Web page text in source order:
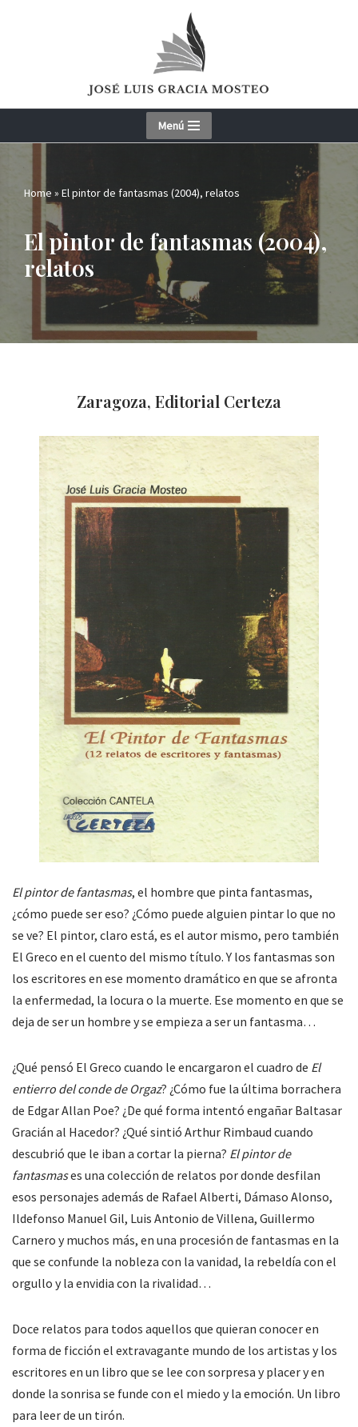
Menú
Home » El pintor de fantasmas (2004), relatos
El pintor de fantasmas (2004),
relatos
Zaragoza, Editorial Certeza
El pintor de fantasmas, el hombre que pinta fantasmas,
¿cómo puede ser eso? ¿Cómo puede alguien pintar lo que no
se ve? El pintor, claro está, es el autor mismo, pero también
El Greco en el cuento del mismo título. Y los fantasmas son
los escritores en ese momento dramático en que se afronta
la enfermedad, la locura o la muerte. Ese momento en que se
deja de ser un hombre y se empieza a ser un fantasma…
¿Qué pensó El Greco cuando le encargaron el cuadro de El
entierro del conde de Orgaz? ¿Cómo fue la última borrachera
de Edgar Allan Poe? ¿De qué forma intentó engañar Baltasar
Gracián al Hacedor? ¿Qué sintió Arthur Rimbaud cuando
descubrió que le iban a cortar la pierna? El pintor de
fantasmases una colección de relatos por donde desfilan
esos personajes además de Rafael Alberti, Dámaso Alonso,
Ildefonso Manuel Gil, Luis Antonio de Villena, Guillermo
Carnero y muchos más, en una procesión de fantasmas en la
que se confunde la nobleza con la vanidad, la rebeldía con el
orgullo y la envidia con la rivalidad…
Doce relatos para todos aquellos que quieran conocer en
forma de ficción el extravagante mundo de los artistas y los
escritores en un libro que se lee con sorpresa y placer y en
donde la sonrisa se funde con el miedo y la emoción. Un libro
para leer de un tirón.